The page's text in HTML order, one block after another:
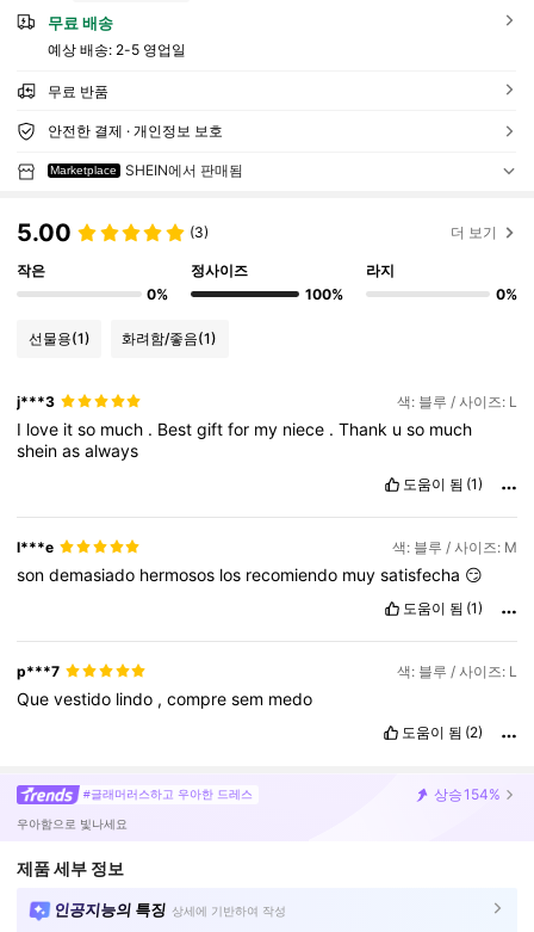
무료 배송
예상 배송: 2-5 영업일
무료 반품
안전한 결제 · 개인정보 보호
Marketplace SHEIN에서 판매됨
5.00 (3) 더 보기
작은
0%
정사이즈
100%
라지
0%
선물용(1) 화려함/좋음(1)
j***3 색: 블루 / 사이즈: L
I love itso much . Bestgiftfor my niece .Thank uso much
sheinasalways
도움이 됨 (1)
l***e 색: 블루 / 사이즈: M
sondemasiado hermosos los recomiendo muysatisfecha 😏
도움이 됨 (1)
p***7 색: 블루 / 사이즈: L
Quevestido lindo ,compresem medo
도움이 됨 (2)
#글래머러스하고 우아한 드레스 상승154%
우아함으로 빛나세요
제품 세부 정보
인공지능의 특징 상세에 기반하여 작성